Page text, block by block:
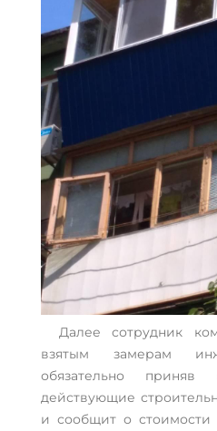
Далее сотрудник
взятым замерам
обязательно
действующие
и сообщит о стоимости